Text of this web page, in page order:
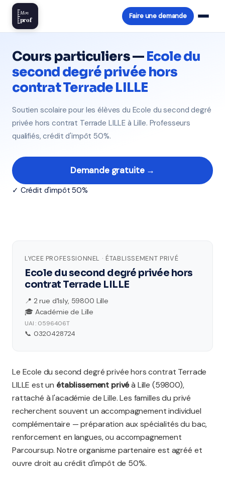
Mon
prof Faire une demande
Cours particuliers —Ecole du
second degré privée hors
contrat Terrade LILLE
Soutien scolaire pour les élèves du Ecole du second degré
privée hors contrat Terrade LILLE à Lille. Professeurs
qualifiés, crédit d'impôt 50%.
Demande gratuite →
✓ Crédit d'impôt 50%
LYCEE PROFESSIONNEL · ÉTABLISSEMENT PRIVÉ
Ecole du second degré privée hors
contrat Terrade LILLE
📍 2 rue d'Isly, 59800 Lille
🎓 Académie de Lille
UAI : 0596406T
📞 0320428724
Le Ecole du second degré privée hors contrat Terrade
LILLE est un établissement privéà Lille (59800),
rattaché à l'académie de Lille. Les familles du privé
recherchent souvent un accompagnement individuel
complémentaire — préparation aux spécialités du bac,
renforcement en langues, ou accompagnement
Parcoursup. Notre organisme partenaire est agréé et
ouvre droit au crédit d'impôt de 50%.